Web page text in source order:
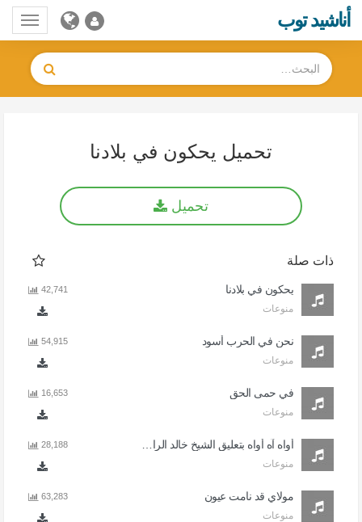
أناشيد توب
تحميل يحكون في بلادنا
تحميل
ذات صلة
يحكون في بلادنا
منوعات
42,741
نحن في الحرب أسود
منوعات
54,915
في حمى الحق
منوعات
16,653
منوعات
28,188
مولاي قد نامت عيون
منوعات
63,283